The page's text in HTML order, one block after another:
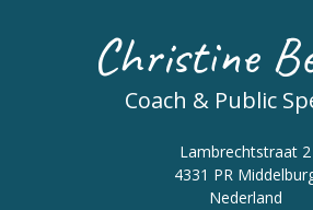
Christine
Coach & Public
Lambrechtstraat 2
4331 PR
Nederland